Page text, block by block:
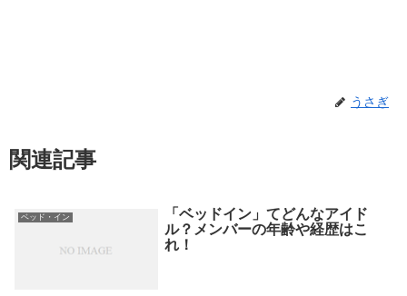
うさぎ
関連記事
ベッド・イン
「ベッドイン」てどんなアイド
ル？メンバーの年齢や経歴はこ
れ！